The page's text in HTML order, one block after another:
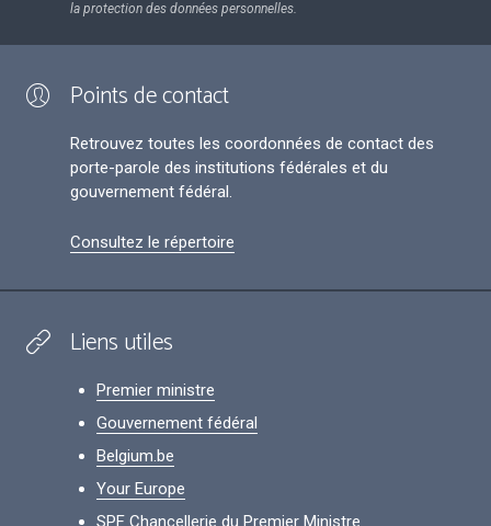
la protection des données personnelles.
Points de contact
Retrouvez toutes les coordonnées de contact des
porte-parole des institutions fédérales et du
gouvernement fédéral.
Consultez le répertoire
Liens utiles
Premier ministre
Gouvernement fédéral
Belgium.be
Your Europe
SPF Chancellerie du Premier Ministre